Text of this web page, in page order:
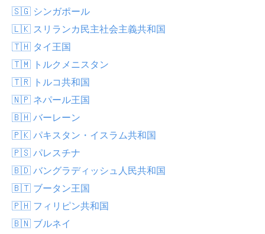
🇸🇬 シンガポール
🇱🇰 スリランカ民主社会主義共和国
🇹🇭 タイ王国
🇹🇲 トルクメニスタン
🇹🇷 トルコ共和国
🇳🇵 ネパール王国
🇧🇭 バーレーン
🇵🇰 パキスタン・イスラム共和国
🇵🇸 パレスチナ
🇧🇩 バングラディッシュ人民共和国
🇧🇹 ブータン王国
🇵🇭 フィリピン共和国
🇧🇳 ブルネイ